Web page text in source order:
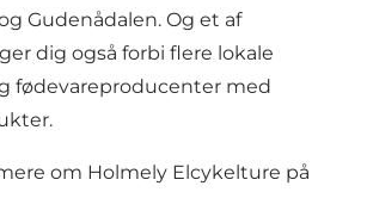
Gudenådalen. Og et af
dig også forbi flere lokale
fødevareproducenter med
om Holmely Elcykelture på